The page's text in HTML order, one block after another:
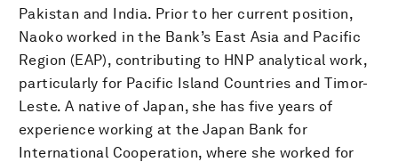
Pakistan and India. Prior to her current position,
Naoko worked in the Bank’s East Asia and Pacific
Region (EAP), contributing to HNP analytical work,
particularly for Pacific Island Countries and Timor-
Leste. A native of Japan, she has five years of
experience working at the Japan Bank for
International Cooperation, where she worked for